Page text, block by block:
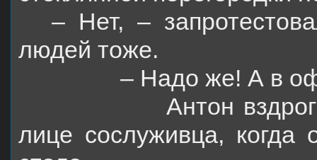
– Нет, –
людей тоже.
– Надо же! А в
Антон
лице сослуживца, когда